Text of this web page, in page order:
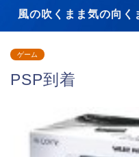
風の吹くまま気の向
ゲーム
PSP到着